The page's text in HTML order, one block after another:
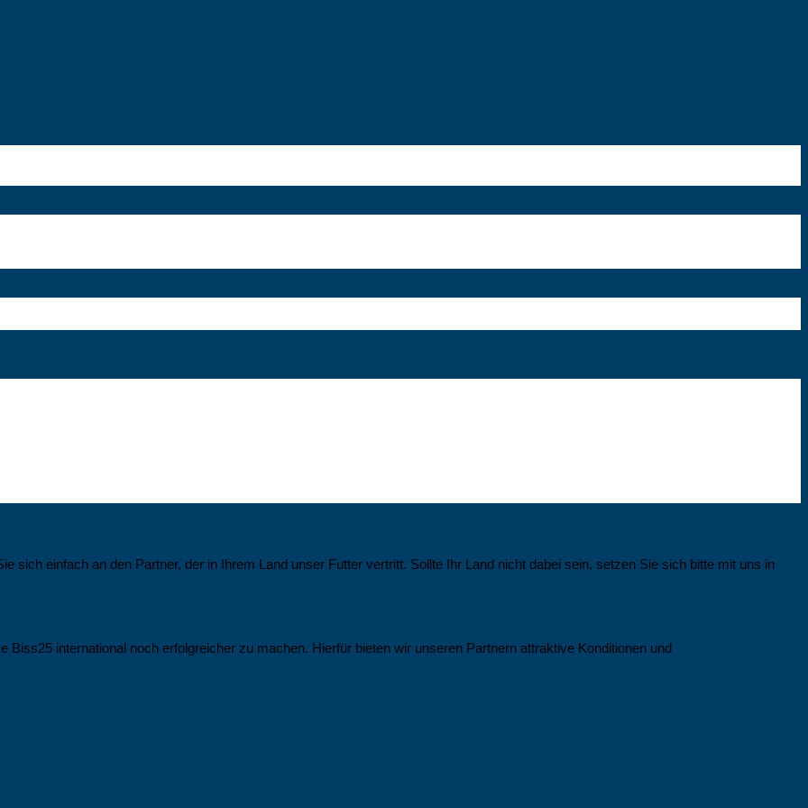
sich einfach an den Partner, der in Ihrem Land unser Futter vertritt. Sollte Ihr Land nicht dabei sein, setzen Sie sich bitte mit uns in
international noch erfolgreicher zu machen. Hierfür bieten wir unseren Partnern attraktive Konditionen und